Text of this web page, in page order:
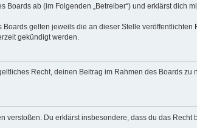
Boards ab (im Folgenden „Betreiber“) und erklärst dich
gelten jeweils die an dieser Stelle veröffentlichten
gekündigt werden.
Recht, deinen Beitrag im Rahmen des Boards zu
Du erklärst insbesondere, dass du das Recht